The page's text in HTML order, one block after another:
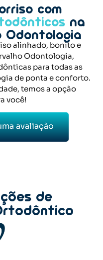
com
na
Odontologia
alinhado, bonito e
Odontologia,
para todas as
de ponta e conforto.
temos a opção
você!
avaliação
de